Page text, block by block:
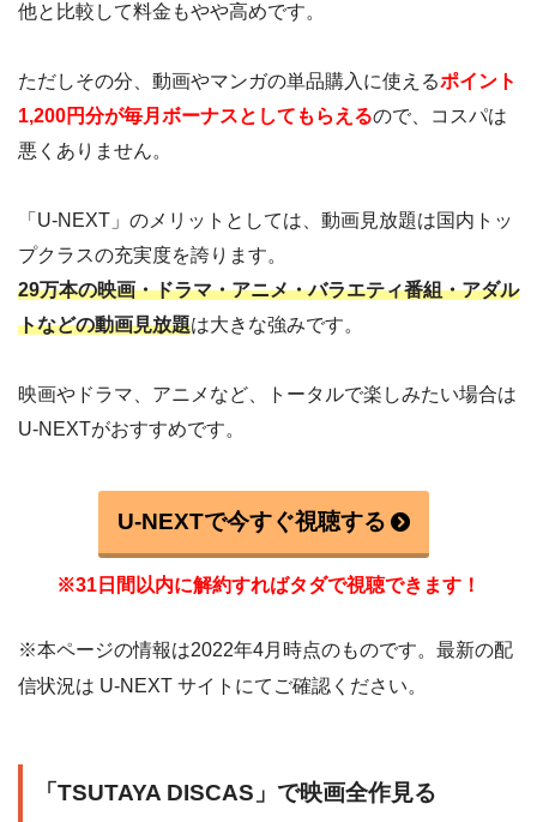
他と比較して料金もやや高めです。
ただしその分、動画やマンガの単品購入に使えるポイント
1,200円分が毎月ボーナスとしてもらえるので、コスパは
悪くありません。
「U-NEXT」のメリットとしては、動画見放題は国内トッ
プクラスの充実度を誇ります。
29万本の映画・ドラマ・アニメ・バラエティ番組・アダル
トなどの動画見放題は大きな強みです。
映画やドラマ、アニメなど、トータルで楽しみたい場合は
U-NEXTがおすすめです。
U-NEXTで今すぐ視聴する
※31日間以内に解約すればタダで視聴できます！
※本ページの情報は2022年4月時点のものです。最新の配
信状況は U-NEXT サイトにてご確認ください。
「TSUTAYA DISCAS」で映画全作見る